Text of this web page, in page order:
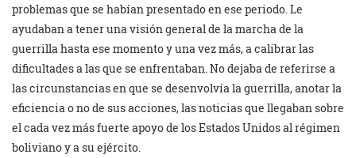
problemas que se habían presentado en ese periodo. Le
ayudaban a tener una visión general de la marcha de la
guerrilla hasta ese momento y una vez más, a calibrar las
dificultades a las que se enfrentaban. No dejaba de referirse a
las circunstancias en que se desenvolvía la guerrilla, anotar la
eficiencia o no de sus acciones, las noticias que llegaban sobre
el cada vez más fuerte apoyo de los Estados Unidos al régimen
boliviano y a su ejército.